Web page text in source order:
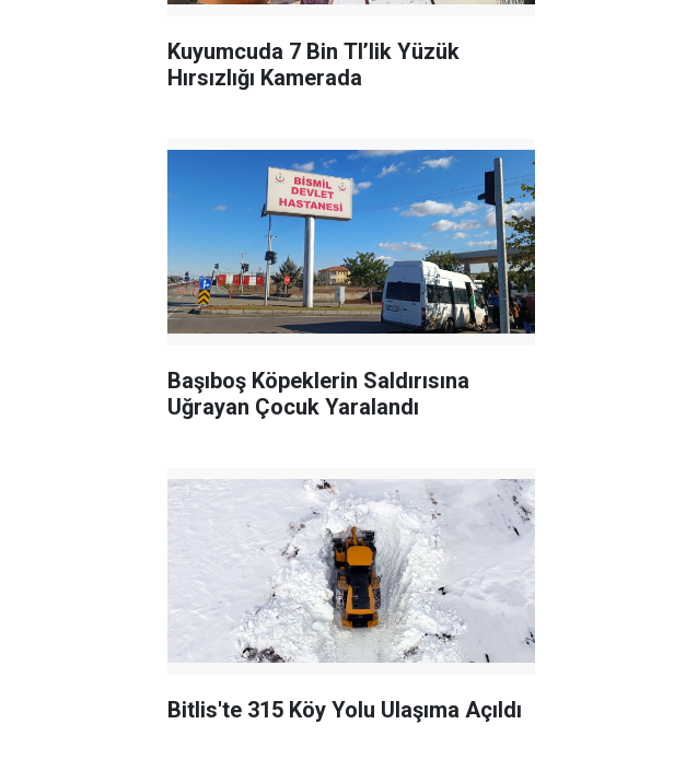
Kuyumcuda 7 Bin Tl’lik Yüzük
Hırsızlığı Kamerada
Başıboş Köpeklerin Saldırısına
Uğrayan Çocuk Yaralandı
Bitlis'te 315 Köy Yolu Ulaşıma Açıldı